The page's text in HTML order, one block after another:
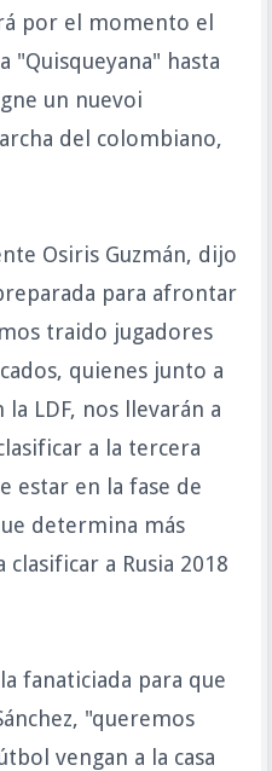
por el momento el
"Quisqueyana" hasta
un nuevoi
del colombiano,
Osiris Guzmán, dijo
para afrontar
traido jugadores
quienes junto a
la LDF, nos llevarán a
a la tercera
estar en la fase de
determina más
a Rusia 2018
fanaticiada para que
"queremos
vengan a la casa